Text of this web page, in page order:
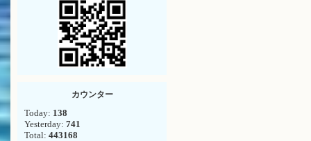
カウンター
Today: 138
Yesterday: 741
Total: 443168